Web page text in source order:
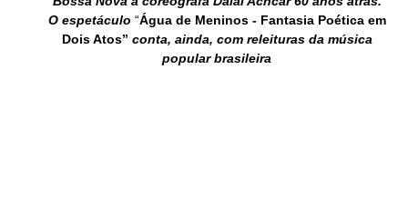
O espetáculo “Água de Meninos - Fantasia Poética em
Dois Atos” conta, ainda, com releituras da música
popular brasileira